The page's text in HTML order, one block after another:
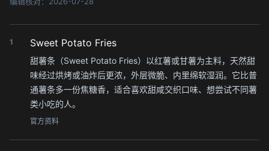
1 Sweet Potato Fries
甜薯条（Sweet Potato Fries）以红薯或甘薯为主料，天然甜
味经过烘烤或油炸后更浓，外层微脆、内里绵软湿润。它比普
通薯条多一份焦糖香，适合喜欢甜咸交织口味、想尝试不同薯
类小吃的人。
官方资料